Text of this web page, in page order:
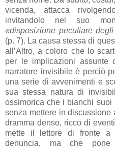
vicenda, attacca
invitandolo nel suo
«disposizione peculiare
(p. 7). La causa stessa di
all’Altro, a coloro che lo
per le implicazioni assunte
narratore invisibile è perciò
una serie di avvenimenti e
sua stessa natura di
ossimorica che i bianchi suoi
senza mettere in
dramma denso, ricco di
mette il lettore di fronte a
denuncia, ma che pone